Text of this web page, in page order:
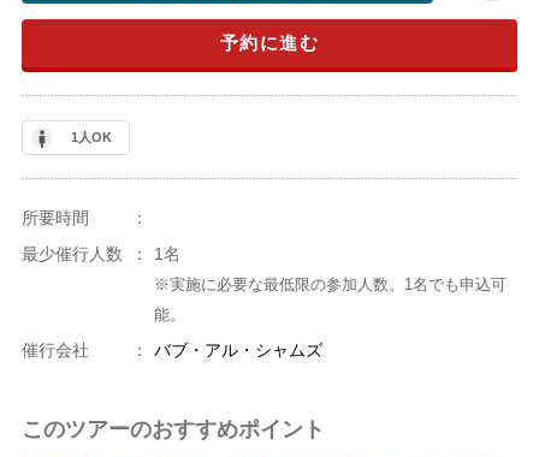
予約に進む
1人OK
所要時間
：
最少催行人数
： 1名
※実施に必要な最低限の参加人数。1名でも申込可
能。
催行会社 ： バブ・アル・シャムズ
このツアーのおすすめポイント